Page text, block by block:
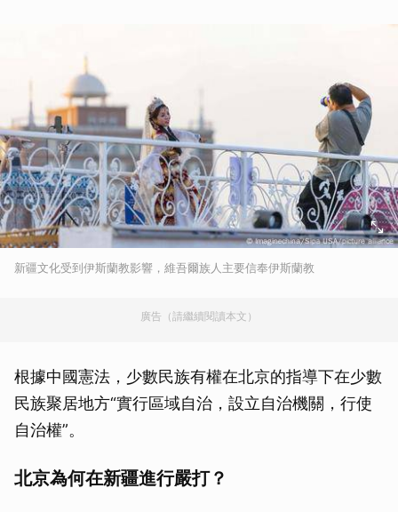
新疆文化受到伊斯蘭教影響，維吾爾族人主要信奉伊斯蘭教
廣告（請繼續閱讀本文）
根據中國憲法，少數民族有權在北京的指導下在少數
民族聚居地方“實行區域自治，設立自治機關，行使
自治權”。
北京為何在新疆進行嚴打？